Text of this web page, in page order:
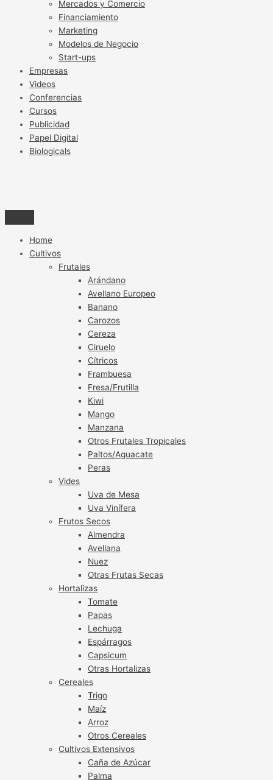
Mercados y Comercio
Financiamiento
Marketing
Modelos de Negocio
Start-ups
Empresas
Videos
Conferencias
Cursos
Publicidad
Papel Digital
Biologicals
Home
Cultivos
Frutales
Arándano
Avellano Europeo
Banano
Carozos
Cereza
Ciruelo
Cítricos
Frambuesa
Fresa/Frutilla
Kiwi
Mango
Manzana
Otros Frutales Tropicales
Paltos/Aguacate
Peras
Vides
Uva de Mesa
Uva Vinífera
Frutos Secos
Almendra
Avellana
Nuez
Otras Frutas Secas
Hortalizas
Tomate
Papas
Lechuga
Espárragos
Capsicum
Otras Hortalizas
Cereales
Trigo
Maíz
Arroz
Otros Cereales
Cultivos Extensivos
Caña de Azúcar
Palma